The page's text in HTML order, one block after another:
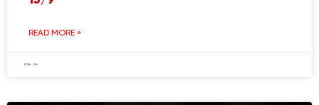
READ MORE »